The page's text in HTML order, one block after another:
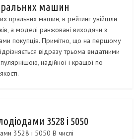
машин
пральних машин, в рейтинг увійшли
а моделі ранжовані виходячи з
покупців. Примітно, що на першому
відразу трьома видатними
надійної і кращої по
3528 і 5050
3528 і 5050 В числі